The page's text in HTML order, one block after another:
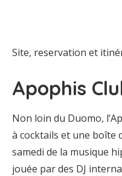
Site, reservation et
Apophis
Non loin du Duomo,
à cocktails et une boîte
samedi de la musique
jouée par des DJ